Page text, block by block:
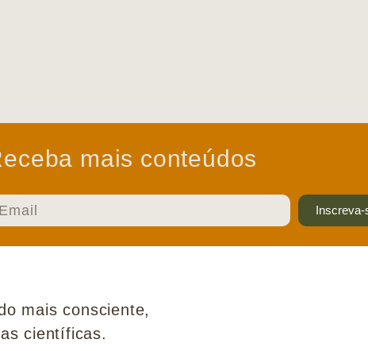
mais conteúdos
Inscreva-
mais consciente,
científicas.